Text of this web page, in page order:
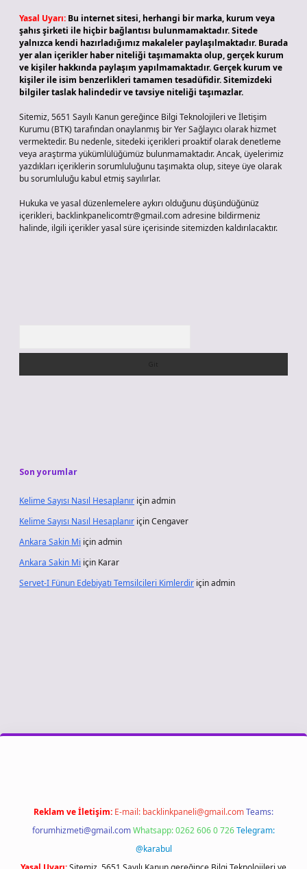
Yasal Uyarı: Bu internet sitesi, herhangi bir marka, kurum veya
şahıs şirketi ile hiçbir bağlantısı bulunmamaktadır. Sitede
yalnızca kendi hazırladığımız makaleler paylaşılmaktadır. Burada
yer alan içerikler haber niteliği taşımamakta olup, gerçek kurum
ve kişiler hakkında paylaşım yapılmamaktadır. Gerçek kurum ve
kişiler ile isim benzerlikleri tamamen tesadüfidir. Sitemizdeki
bilgiler taslak halindedir ve tavsiye niteliği taşımazlar.
Sitemiz, 5651 Sayılı Kanun gereğince Bilgi Teknolojileri ve İletişim
Kurumu (BTK) tarafından onaylanmış bir Yer Sağlayıcı olarak hizmet
vermektedir. Bu nedenle, sitedeki içerikleri proaktif olarak denetleme
veya araştırma yükümlülüğümüz bulunmamaktadır. Ancak, üyelerimiz
yazdıkları içeriklerin sorumluluğunu taşımakta olup, siteye üye olarak
bu sorumluluğu kabul etmiş sayılırlar.
Hukuka ve yasal düzenlemelere aykırı olduğunu düşündüğünüz
içerikleri, backlinkpanelicomtr@gmail.comadresine bildirmeniz
halinde, ilgili içerikler yasal süre içerisinde sitemizden kaldırılacaktır.
Son yorumlar
Kelime Sayısı Nasıl Hesaplanır içinadmin
Kelime Sayısı Nasıl Hesaplanır içinCengaver
Ankara Sakin Mi içinadmin
Ankara Sakin Mi için Karar
Servet-I Fünun Edebiyatı Temsilcileri Kimlerdir içinadmin
giriş
Reklam ve İletişim: E-mail: backlinkpaneli@gmail.comTeams:
forumhizmeti@gmail.comWhatsapp: 0262 606 0 726Telegram:
@karabul